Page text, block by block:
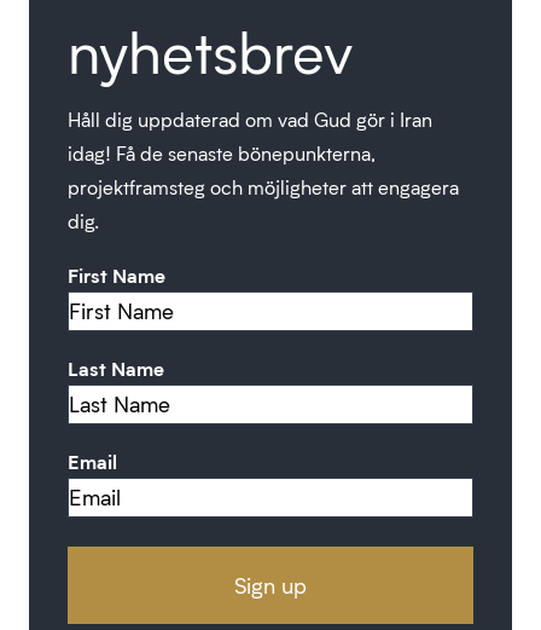
nyhetsbrev
Håll dig uppdaterad om vad Gud gör i Iran
idag! Få de senaste bönepunkterna,
projektframsteg och möjligheter att engagera
dig.
First Name
Last Name
Email